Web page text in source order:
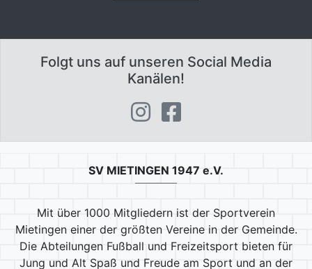
Folgt uns auf unseren Social Media
Kanälen!
SV MIETINGEN 1947 e.V.
Mit über 1000 Mitgliedern ist der Sportverein
Mietingen einer der größten Vereine in der Gemeinde.
Die Abteilungen Fußball und Freizeitsport bieten für
Jung und Alt Spaß und Freude am Sport und an der